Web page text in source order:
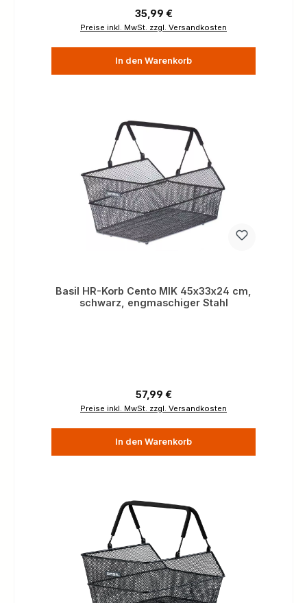
Regulärer Preis:
35,99 €
Preise inkl. MwSt. zzgl. Versandkosten
In den Warenkorb
Basil HR-Korb Cento MIK 45x33x24 cm,
schwarz, engmaschiger Stahl
Regulärer Preis:
57,99 €
Preise inkl. MwSt. zzgl. Versandkosten
In den Warenkorb